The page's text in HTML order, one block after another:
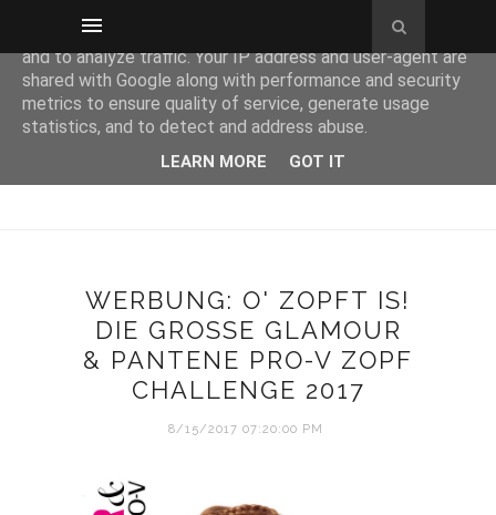
WERBUNG: O' ZOPFT IS!
DIE GROSSE GLAMOUR &
PANTENE PRO-V ZOPF C
HALLENGE 2017
8/15/2017 07:20:00 PM
This site uses cookies from Google to deliver its services
and to analyze traffic. Your IP address and user-agent are
shared with Google along with performance and security
metrics to ensure quality of service, generate usage
statistics, and to detect and address abuse.
LEARN MORE GOT IT